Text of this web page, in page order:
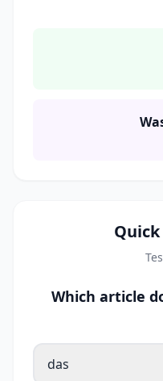
Which article
das